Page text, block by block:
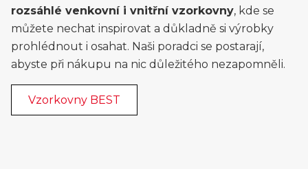
rozsáhlé venkovní i vnitřní vzorkovny, kde se
můžete nechat inspirovat a důkladně si výrobky
prohlédnout i osahat. Naši poradci se postarají,
abyste při nákupu na nic důležitého nezapomněli.
Vzorkovny BEST